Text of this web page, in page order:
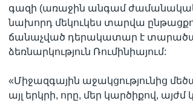
գազի (առաջին անգամ
նախորդ մեկուկես տարվա
ճանաչված դերակատար է
ձեռնարկություն Ռումինիայում:
«Միջազգային աջակցությունից
այլ երկրի, որը, մեր կարծիքով,